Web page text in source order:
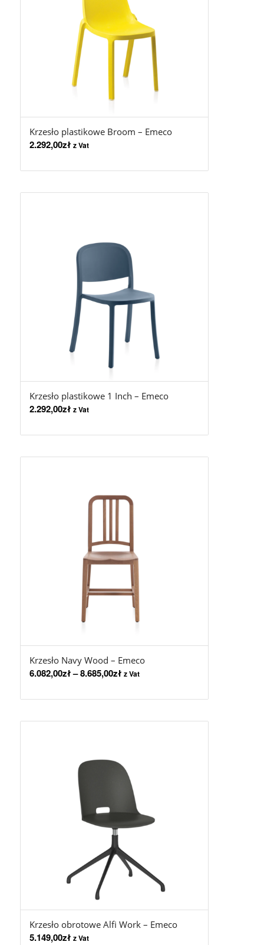
Krzesło plastikowe Broom – Emeco
2.292,00zł z Vat
Krzesło plastikowe 1 Inch – Emeco
2.292,00zł z Vat
Krzesło Navy Wood – Emeco
6.082,00zł–8.685,00zł z Vat
Krzesło obrotowe Alfi Work – Emeco
5.149,00zł z Vat